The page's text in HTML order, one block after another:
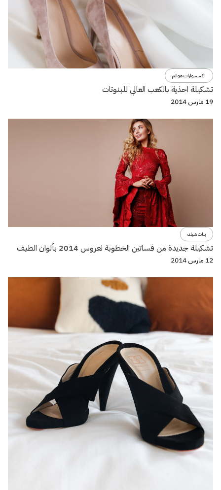
اكسسوارات هوانم
تشكيلة احذية بالكعب العالي للبنوتات
19 مارس 2014
بنات شيك
تشكيلة جديدة من فساتين الخطوبة لعروس 2014 بألوان الطيف
12 مارس 2014